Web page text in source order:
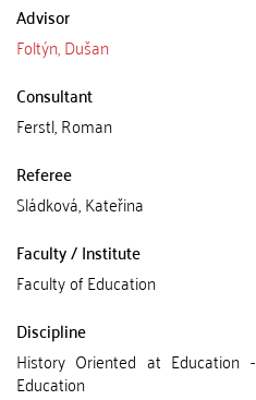
Advisor
Foltýn, Dušan
Consultant
Ferstl, Roman
Referee
Sládková, Kateřina
Faculty / Institute
Faculty of Education
Discipline
History Oriented at Education
Education